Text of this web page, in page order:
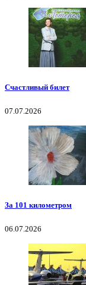
Счастливый билет
07.07.2026
За 101 километром
06.07.2026